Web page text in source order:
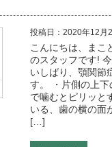
投稿日：2020年12月
こんにちは、まこ
のスタッフです!
いしばり、顎関節
す。 ・片側の上
で噛むとピリッと
いる、歯の横の面
[…]